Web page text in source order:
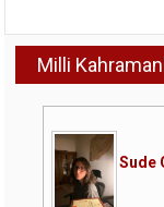
Milli
Sude